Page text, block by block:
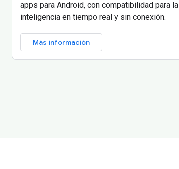
apps para Android, con compatibilidad para la
inteligencia en tiempo real y sin conexión.
Más información